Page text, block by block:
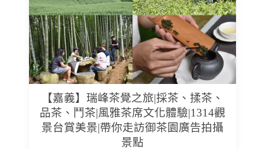
【嘉義】瑞峰茶覺之旅|採茶、揉茶、
品茶、鬥茶|風雅茶席文化體驗|1314觀
景台賞美景|帶你走訪御茶園廣告拍攝
景點